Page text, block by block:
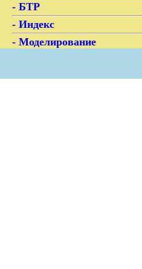
- БТР
- Индекс
- Моделирование